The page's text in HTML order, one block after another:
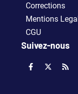
Corrections
Mentions
CGU
Suivez-nous